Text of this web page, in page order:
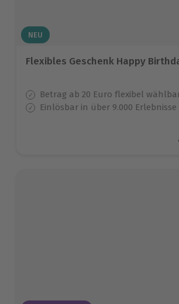
NEU
Flexibles Geschenk Happy
Betrag ab 20 Euro flexibel
Einlösbar in über 9.000 Erlebnisse